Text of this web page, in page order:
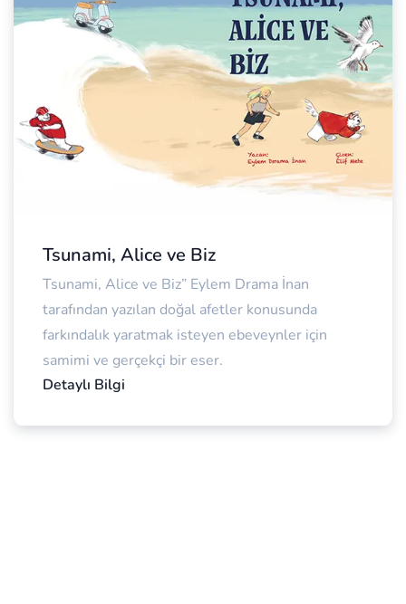
Tsunami, Alice ve Biz
Tsunami, Alice ve Biz” Eylem Drama İnan
tarafından yazılan doğal afetler konusunda
farkındalık yaratmak isteyen ebeveynler için
samimi ve gerçekçi bir eser.
Detaylı Bilgi